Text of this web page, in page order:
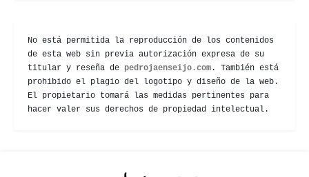
No está permitida la reproducción de los contenidos
de esta web sin previa autorización expresa de su
titular y reseña de pedrojaenseijo.com . También está
prohibido el plagio del logotipo y diseño de la web.
El propietario tomará las medidas pertinentes para
hacer valer sus derechos de propiedad intelectual.